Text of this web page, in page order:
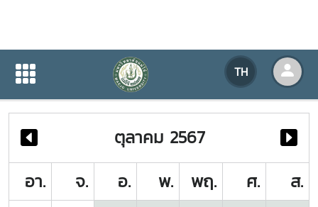
TH
ปฏิทินกิจกรรมของหน่วยงาน
ปฏิทินกิจกรรมของหน่วยงาน
ตุลาคม 2567
อา.
จ. อ. พ. พฤ. ศ.
ส.